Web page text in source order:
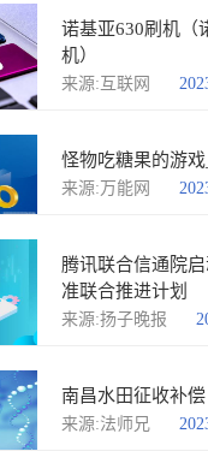
诺基亚630刷机（
机）
来源:互联网
怪物吃糖果的游
来源:万能网
腾讯联合信通院
准联合推进计划
来源:扬子晚报
南昌水田征收补偿
来源:法师兄